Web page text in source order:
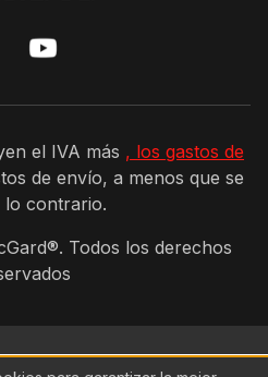
el IVA más , los gastos de
de envío, a menos que se
lo contrario.
Todos los derechos